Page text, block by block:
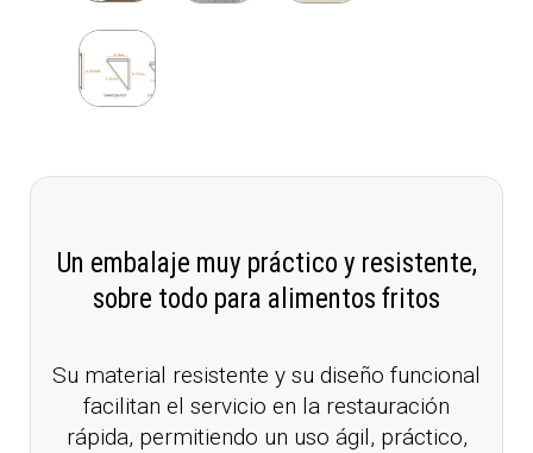
Un embalaje muy práctico y resistente,
sobre todo para alimentos fritos
Su material resistente y su diseño funcional
facilitan el servicio en la restauración
rápida, permitiendo un uso ágil, práctico,